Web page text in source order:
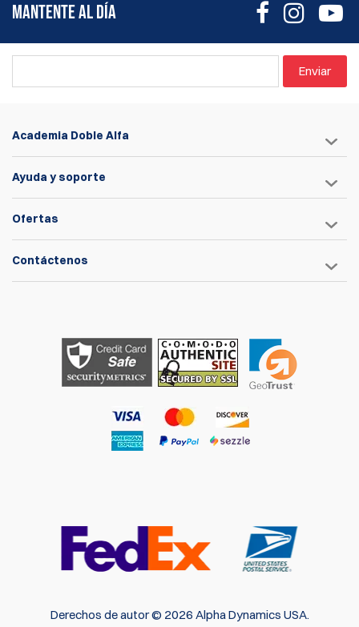
MANTENTE AL DÍA
Enviar
Academia Doble Alfa
Ayuda y soporte
Ofertas
Contáctenos
Derechos de autor © 2026 Alpha Dynamics USA.